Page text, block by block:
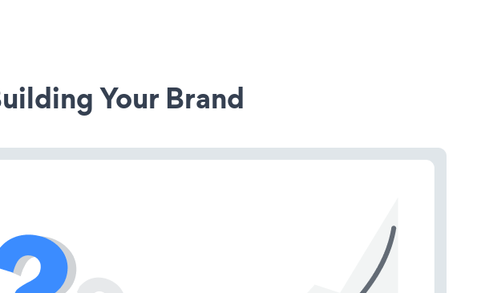
Your Brand